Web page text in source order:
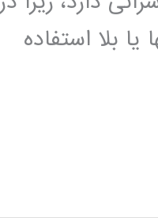
بلا استفاده